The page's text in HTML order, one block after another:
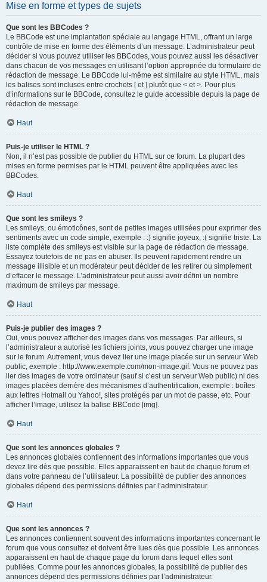
Mise en forme et types de sujets
Que sont les BBCodes ?
Le BBCode est une implantation spéciale au langage HTML, offrant un large
contrôle de mise en forme des éléments d’un message. L’administrateur peut
décider si vous pouvez utiliser les BBCodes, vous pouvez aussi les désactiver
dans chacun de vos messages en utilisant l’option appropriée du formulaire de
rédaction de message. Le BBCode lui-même est similaire au style HTML, mais
les balises sont incluses entre crochets [ et ] plutôt que < et >. Pour plus
d’informations sur le BBCode, consultez le guide accessible depuis la page de
rédaction de message.
Haut
Puis-je utiliser le HTML ?
Non, il n’est pas possible de publier du HTML sur ce forum. La plupart des
mises en forme permises par le HTML peuvent être appliquées avec les
BBCodes.
Haut
Que sont les smileys ?
Les smileys, ou émoticônes, sont de petites images utilisées pour exprimer des
sentiments avec un code simple, exemple : :) signifie joyeux, :( signifie triste. La
liste complète des smileys est visible sur la page de rédaction de message.
Essayez toutefois de ne pas en abuser. Ils peuvent rapidement rendre un
message illisible et un modérateur peut décider de les retirer ou simplement
d’effacer le message. L’administrateur peut aussi avoir défini un nombre
maximum de smileys par message.
Haut
Puis-je publier des images ?
Oui, vous pouvez afficher des images dans vos messages. Par ailleurs, si
l’administrateur a autorisé les fichiers joints, vous pouvez charger une image
sur le forum. Autrement, vous devez lier une image placée sur un serveur Web
public, exemple : http://www.exemple.com/mon-image.gif. Vous ne pouvez pas
lier des images de votre ordinateur (sauf si c’est un serveur Web public) ni des
images placées derrière des mécanismes d’authentification, exemple : boîtes
aux lettres Hotmail ou Yahoo!, sites protégés par un mot de passe, etc. Pour
afficher l’image, utilisez la balise BBCode [img].
Haut
Que sont les annonces globales ?
Les annonces globales contiennent des informations importantes que vous
devez lire dès que possible. Elles apparaissent en haut de chaque forum et
dans votre panneau de l’utilisateur. La possibilité de publier des annonces
globales dépend des permissions définies par l’administrateur.
Haut
Que sont les annonces ?
Les annonces contiennent souvent des informations importantes concernant le
forum que vous consultez et doivent être lues dès que possible. Les annonces
apparaissent en haut de chaque page du forum dans lequel elles sont
publiées. Comme pour les annonces globales, la possibilité de publier des
annonces dépend des permissions définies par l’administrateur.